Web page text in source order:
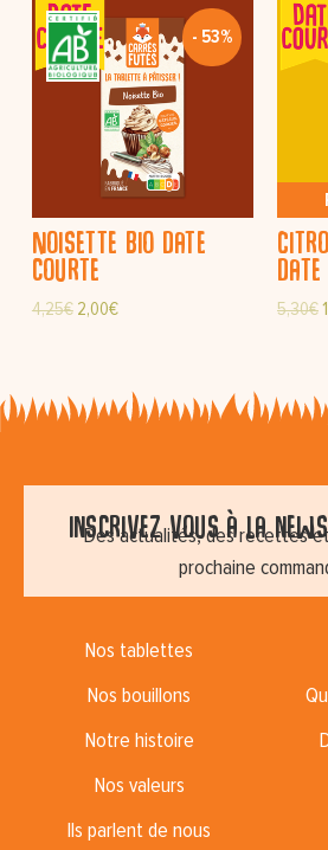
- 53%
Noisette bio date
courte
4,25€ 2,00€ 5,30€
Inscrivez vous à la
Des actualités, des recettes
prochaine
Nos tablettes
Nos bouillons
Notre histoire
Nos valeurs
Ils parlent de nous